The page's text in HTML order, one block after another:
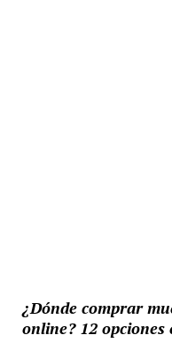
¿Dónde comprar
online? 12 opciones